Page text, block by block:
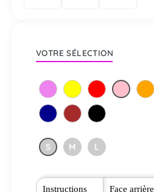
VOTRE SÉLECTION
S M L
Instructions Face arrière